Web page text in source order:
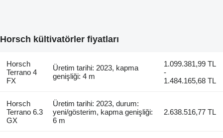
Horsch kültivatörler fiyatları
Horsch
Terrano 4
FX
Üretim tarihi: 2023, kapma
genişliği: 4 m
1.099.381,99 TL
-
1.484.165,68 TL
Horsch
Terrano 6.3
GX
Üretim tarihi: 2023, durum:
yeni/gösterim, kapma genişliği:
6 m
2.638.516,77 TL